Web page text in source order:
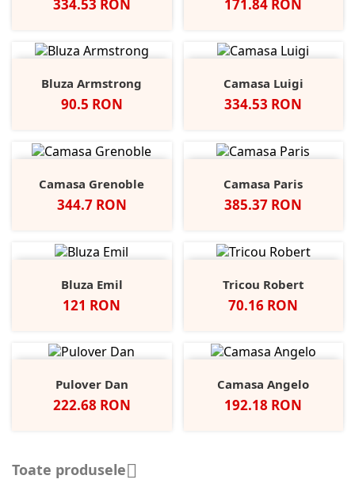
334.53 RON 171.84 RON
Bluza Armstrong
Pret
90.5 RON
Camasa Luigi
Pret
334.53 RON
Camasa Grenoble
Pret
344.7 RON
Camasa Paris
Pret
385.37 RON
Bluza Emil
Pret
121 RON
Tricou Robert
Pret
70.16 RON
Pulover Dan
Pret
222.68 RON
Camasa Angelo
Pret
192.18 RON
Toate produsele